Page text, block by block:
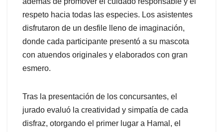
respeto hacia todas las especies. Los asistentes
disfrutaron de un desfile lleno de imaginación,
donde cada participante presentó a su mascota
con atuendos originales y elaborados con gran
esmero.
Tras la presentación de los concursantes, el
jurado evaluó la creatividad y simpatía de cada
disfraz, otorgando el primer lugar a Hamal, el